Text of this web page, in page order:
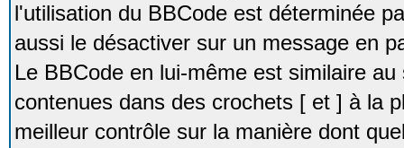
l'utilisation du BBCode est déterminée
aussi le désactiver sur un message en
Le BBCode en lui-même est similaire
contenues dans des crochets [ et ] à la
meilleur contrôle sur la manière dont